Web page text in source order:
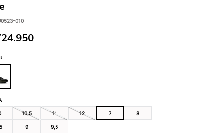
010
.950
10,5 11 12 7 8
9 9,5